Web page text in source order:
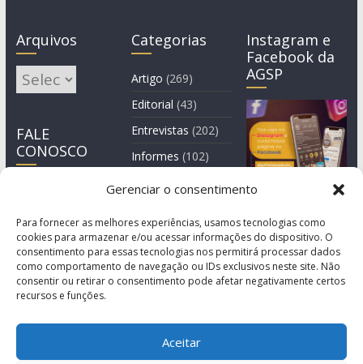
Gerenciar o consentimento
Para fornecer as melhores experiências, usamos tecnologias como
cookies para armazenar e/ou acessar informações do dispositivo. O
consentimento para essas tecnologias nos permitirá processar dados
como comportamento de navegação ou IDs exclusivos neste site. Não
consentir ou retirar o consentimento pode afetar negativamente certos
recursos e funções.
Aceitar
Arquivos
Arquivos
FALE
CONOSCO
Categorias
Artigo (269)
Editorial (43)
Entrevistas (202)
Informes (102)
Manchete
Instagram e
Facebook da
AGSP